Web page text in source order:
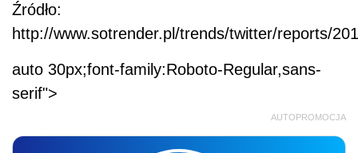
Źródło:
http://www.sotrender.pl/trends/twitter/reports/
auto 30px;font-family:Roboto-Regular,sans-
serif">
AUTOPROMOCJA